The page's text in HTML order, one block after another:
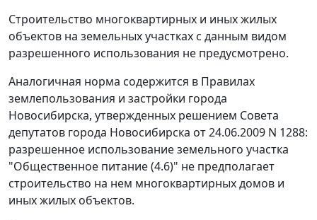
Строительство многоквартирных и иных жилых
объектов на земельных участках с данным видом
разрешенного использования не предусмотрено.
Аналогичная норма содержится в Правилах
землепользования и застройки города
Новосибирска, утвержденных решением Совета
депутатов города Новосибирска от 24.06.2009 N 1288:
разрешенное использование земельного участка
"Общественное питание (4.6)" не предполагает
строительство на нем многоквартирных домов и
иных жилых объектов.